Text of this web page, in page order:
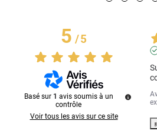
5/5
Basé sur 1 avis soumis à un
contrôle
Voir tous les avis sur ce site